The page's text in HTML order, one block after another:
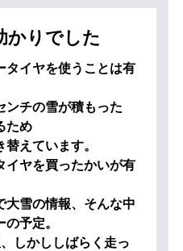
かりでした
タイヤを使うことは有
ンチの雪が積もった
ため
えています。
イヤを買ったかいが有
大雪の情報、そんな中
予定。
しかししばらく走っ